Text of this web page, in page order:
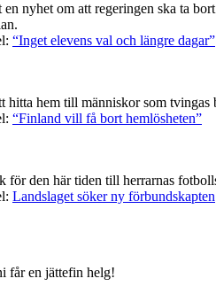
nyhet om att regeringen ska ta
“Inget elevens val och längre dagar”
hitta hem till människor som
“Finland vill få bort hemlösheten”
för den här tiden till herrarnas
Landslaget söker ny förbundskapten
får en jättefin helg!